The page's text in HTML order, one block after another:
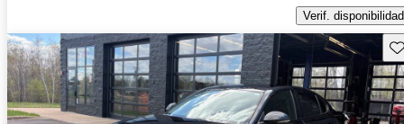
Verif. disponibilidad